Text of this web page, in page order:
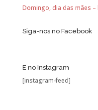
Domingo, dia das mães
Siga-nos no Facebook
E no Instagram
[instagram-feed]